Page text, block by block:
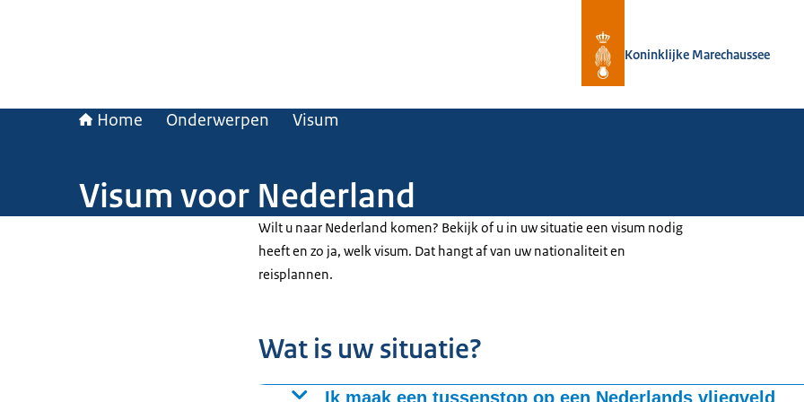
Koninklijke Marechaussee
Home Onderwerpen Visum
Visum voor Nederland
Wilt u naar Nederland komen? Bekijk of u in uw situatie een visum nodig
heeft en zo ja, welk visum. Dat hangt af van uw nationaliteit en
reisplannen.
Wat is uw situatie?
Ik maak een tussenstop op een Nederlands vliegveld